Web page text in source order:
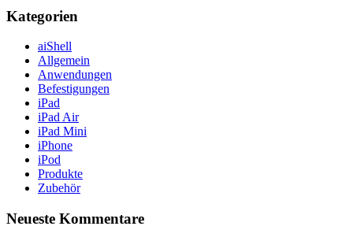
Kategorien
aiShell
Allgemein
Anwendungen
Befestigungen
iPad
iPad Air
iPad Mini
iPhone
iPod
Produkte
Zubehör
Neueste Kommentare